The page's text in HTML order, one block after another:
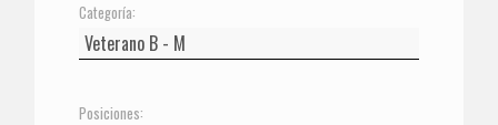
Categoría:
Posiciones: